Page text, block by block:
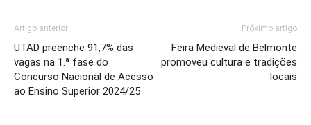
Artigo anterior
UTAD preenche 91,7% das
vagas na 1.ª fase do
Concurso Nacional de Acesso
ao Ensino Superior 2024/25
Próximo artigo
Feira Medieval de Belmonte
promoveu cultura e tradições
locais